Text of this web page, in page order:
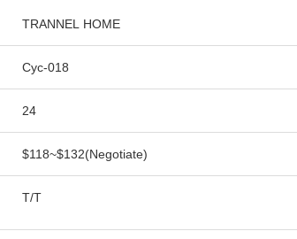
TRANNEL HOME
Cyc-018
24
$118~$132(Negotiate)
T/T